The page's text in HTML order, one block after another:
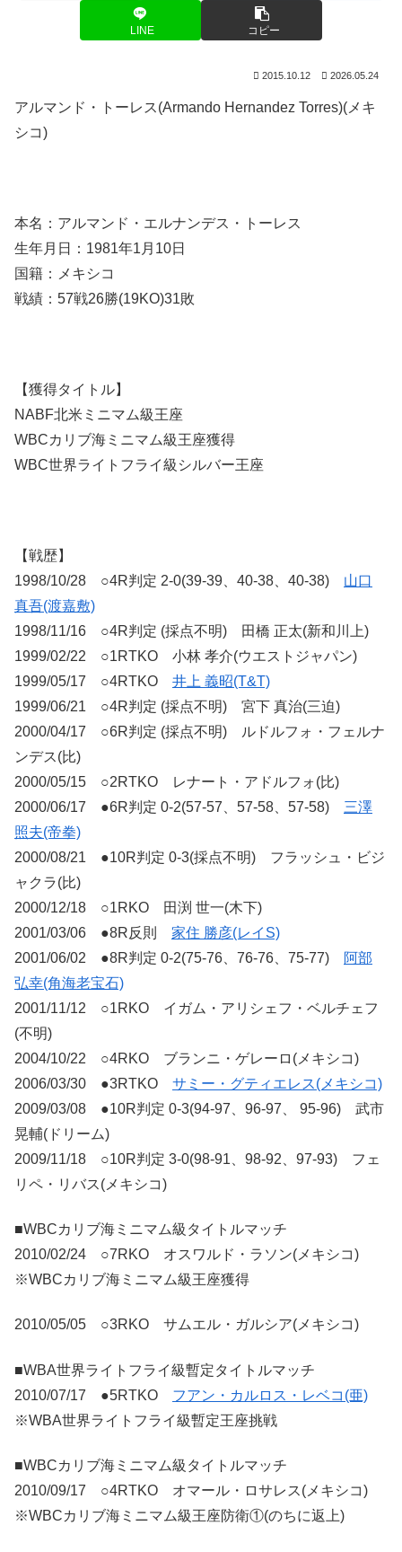
LINE コピー
2015.10.12 2026.05.24
アルマンド・トーレス(Armando Hernandez Torres)(メキ
シコ)
本名：アルマンド・エルナンデス・トーレス
生年月日：1981年1月10日
国籍：メキシコ
戦績：57戦26勝(19KO)31敗
【獲得タイトル】
NABF北米ミニマム級王座
WBCカリブ海ミニマム級王座獲得
WBC世界ライトフライ級シルバー王座
【戦歴】
1998/10/28 ○4R判定 2-0(39-39、40-38、40-38) 山口
真吾(渡嘉敷)
1998/11/16 ○4R判定 (採点不明) 田橋 正太(新和川上)
1999/02/22 ○1RTKO 小林 孝介(ウエストジャパン)
1999/05/17 ○4RTKO 井上 義昭(T&T)
1999/06/21 ○4R判定 (採点不明) 宮下 真治(三迫)
2000/04/17 ○6R判定 (採点不明) ルドルフォ・フェルナ
ンデス(比)
2000/05/15 ○2RTKO レナート・アドルフォ(比)
2000/06/17 ●6R判定 0-2(57-57、57-58、57-58) 三澤
照夫(帝拳)
2000/08/21 ●10R判定 0-3(採点不明) フラッシュ・ビジ
ャクラ(比)
2000/12/18 ○1RKO 田渕 世一(木下)
2001/03/06 ●8R反則 家住 勝彦(レイS)
2001/06/02 ●8R判定 0-2(75-76、76-76、75-77)
阿部
弘幸(角海老宝石)
2001/11/12 ○1RKO イガム・アリシェフ・ベルチェフ
(不明)
2004/10/22 ○4RKO ブランニ・ゲレーロ(メキシコ)
2006/03/30 ●3RTKO サミー・グティエレス(メキシコ)
2009/03/08 ●10R判定 0-3(94-97、96-97、 95-96) 武市
晃輔(ドリーム)
2009/11/18 ○10R判定 3-0(98-91、98-92、97-93) フェ
リペ・リバス(メキシコ)
■WBCカリブ海ミニマム級タイトルマッチ
2010/02/24 ○7RKO オスワルド・ラソン(メキシコ)
※WBCカリブ海ミニマム級王座獲得
2010/05/05 ○3RKO サムエル・ガルシア(メキシコ)
■WBA世界ライトフライ級暫定タイトルマッチ
2010/07/17 ●5RTKO フアン・カルロス・レベコ(亜)
※WBA世界ライトフライ級暫定王座挑戦
■WBCカリブ海ミニマム級タイトルマッチ
2010/09/17 ○4RTKO オマール・ロサレス(メキシコ)
※WBCカリブ海ミニマム級王座防衛①(のちに返上)